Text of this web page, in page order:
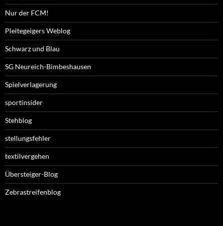
Nur der FCM!
Pleitegeigers Weblog
Schwarz und Blau
SG Neureich-Bimbeshausen
Spielverlagerung
sportinsider
Stehblog
stellungsfehler
textilvergehen
Übersteiger-Blog
Zebrastreifenblog